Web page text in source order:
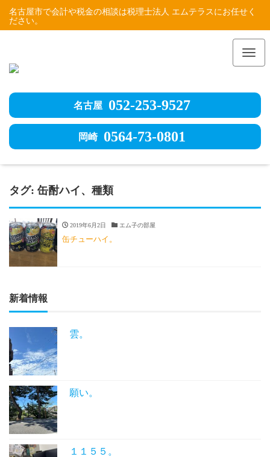
名古屋市で会計や税金の相談は税理士法人 エムテラスにお任せく
ださい。
名古屋 052-253-9527
岡崎 0564-73-0801
タグ: 缶酎ハイ、種類
2019年6月2日 エム子の部屋
缶チューハイ。
新着情報
雲。
願い。
１１５５。